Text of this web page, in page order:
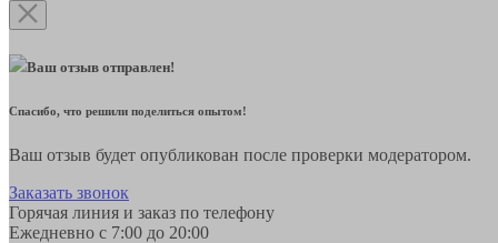
Ваш отзыв отправлен!
Спасибо, что решили поделиться опытом!
Ваш отзыв будет опубликован после проверки модератором.
Заказать звонок
Горячая линия и заказ по телефону
Ежедневно с 7:00 до 20:00